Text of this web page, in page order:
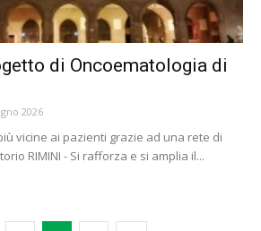
di Oncoematologia di
2026
vicine ai pazienti grazie ad una rete di
RIMINI - Si rafforza e si amplia il...